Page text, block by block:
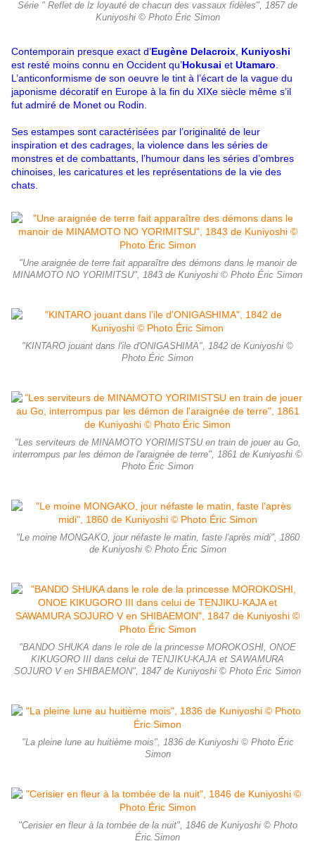
Série " Reflet de lz loyauté de chacun des vassaux fidèles", 1857 de
Kuniyoshi © Photo Éric Simon
Contemporain presque exact d’Eugène Delacroix Kuniyoshi
est resté moins connu en Occident qu’Hokusai et Utamaro
L’anticonformisme de son oeuvre le tint à l’écart de la vague du
japonisme décoratif en Europe à la fin du XIXe siècle même s’il
fut admiré de Monet ou Rodin.
Ses estampes sont carac­térisées par l’originalité de leur
inspiration et des cadrages, la violence dans les séries de
monstres et de combattants, l’humour dans les séries d’ombres
chinoises, les caricatures et les représentations de la vie des
chats.
"Une araignée de terre fait apparaître des démons dans le manoir de
MINAMOTO NO YORIMITSU", 1843 de Kuniyoshi © Photo Éric Simon
"KINTARO jouant dans l'ile d'ONIGASHIMA", 1842 de Kuniyoshi ©
Photo Éric Simon
"Les serviteurs de MINAMOTO YORIMISTSU en train de jouer au Go,
interrompus par les démon de l'araignée de terre", 1861 de Kuniyoshi ©
Photo Éric Simon
"Le moine MONGAKO, jour néfaste le matin, faste l'après midi", 1860
de Kuniyoshi © Photo Éric Simon
"BANDO SHUKA dans le role de la princesse MOROKOSHI, ONOE
KIKUGORO III dans celui de TENJIKU-KAJA et SAWAMURA
SOJURO V en SHIBAEMON", 1847 de Kuniyoshi © Photo Éric Simon
"La pleine lune au huitième mois", 1836 de Kuniyoshi © Photo Éric
Simon
"Cerisier en fleur à la tombée de la nuit", 1846 de Kuniyoshi © Photo
Éric Simon